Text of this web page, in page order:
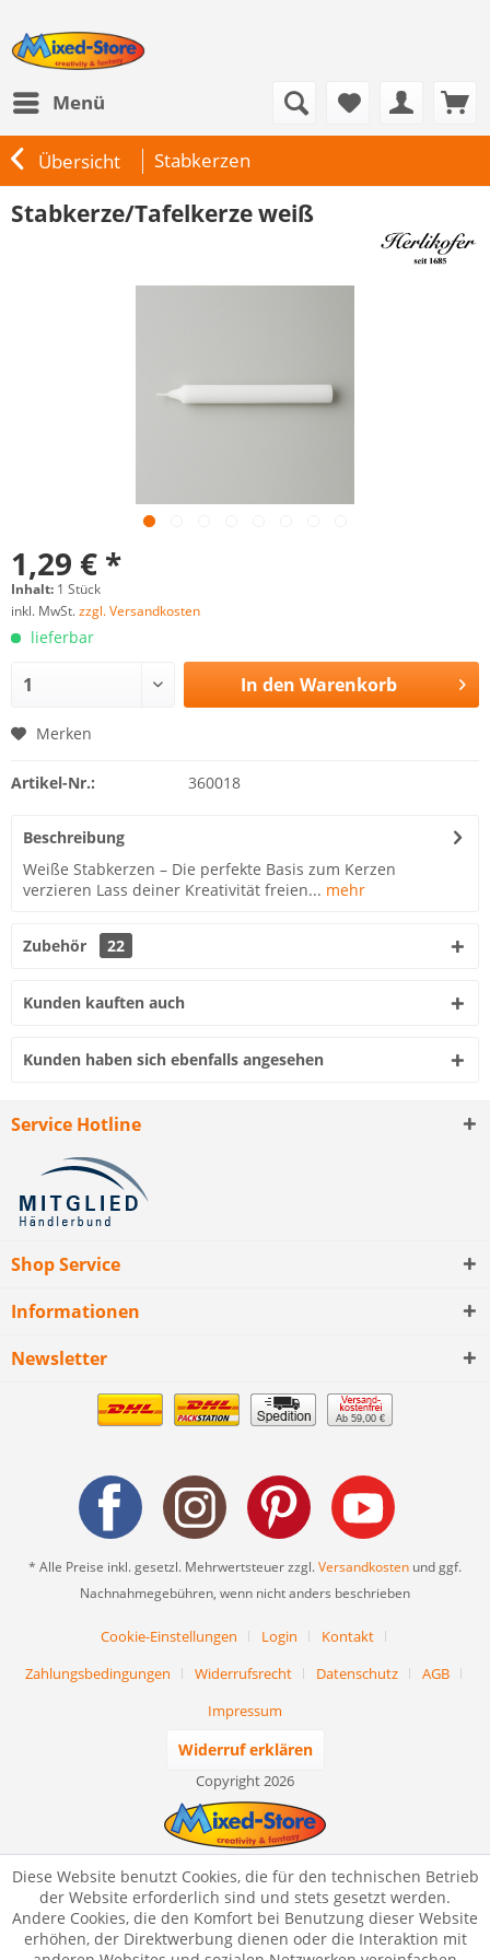
Menü
Übersicht Stabkerzen
Stabkerze/Tafelkerze weiß
1,29 € *
Inhalt: 1 Stück
inkl. MwSt.zzgl. Versandkosten
lieferbar
In den Warenkorb
Merken
Artikel-Nr.: 360018
Beschreibung
Weiße Stabkerzen – Die perfekte Basis zum Kerzen
verzieren Lass deiner Kreativität freien... mehr
Zubehör 22
Kunden kauften auch
Kunden haben sich ebenfalls angesehen
Service Hotline
Shop Service
Informationen
Newsletter
Ab 59,00 €
* Alle Preise inkl. gesetzl. Mehrwertsteuer zzgl.Versandkosten und ggf.
Nachnahmegebühren, wenn nicht anders beschrieben
Cookie-Einstellungen Login
Kontakt
Zahlungsbedingungen
Widerrufsrecht Datenschutz
AGB
Impressum
Widerruf erklären
Copyright 2026
Diese Website benutzt Cookies, die für den technischen Betrieb
der Website erforderlich sind und stets gesetzt werden.
Andere Cookies, die den Komfort bei Benutzung dieser Website
erhöhen, der Direktwerbung dienen oder die Interaktion mit